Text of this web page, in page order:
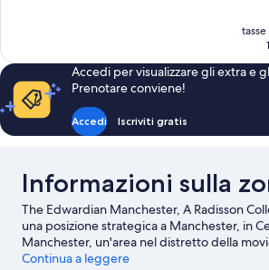
Accedi per visualizzare gli extra e
Prenotare conviene!
Accedi Iscriviti gratis
Informazioni sulla
The Edwardian Manchester, A Radisson
una posizione strategica a Manchester, in
Manchester, un'area nel distretto della
una stazione della metro. Statua di Abraham
Continua a leggere